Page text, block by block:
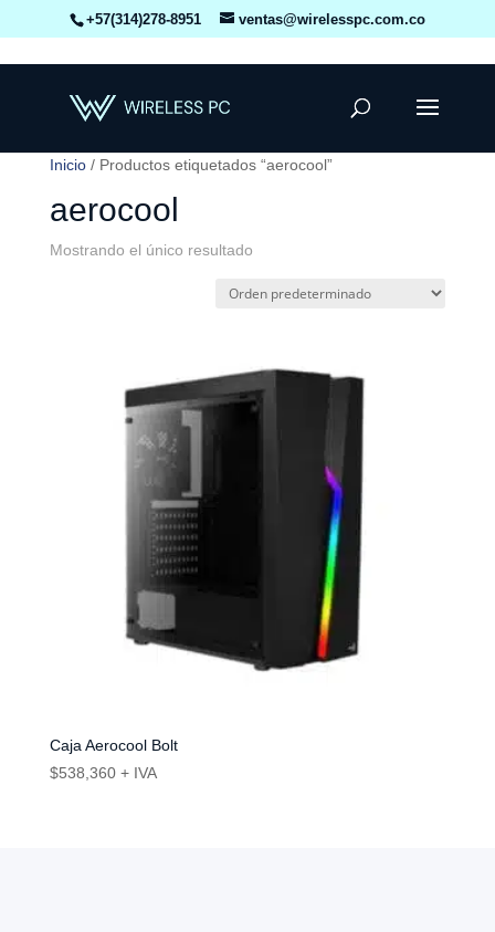
+57(314)278-8951 ventas@wirelesspc.com.co
Inicio/ Productos etiquetados “aerocool”
aerocool
Mostrando el único resultado
Caja Aerocool Bolt
$538,360 + IVA